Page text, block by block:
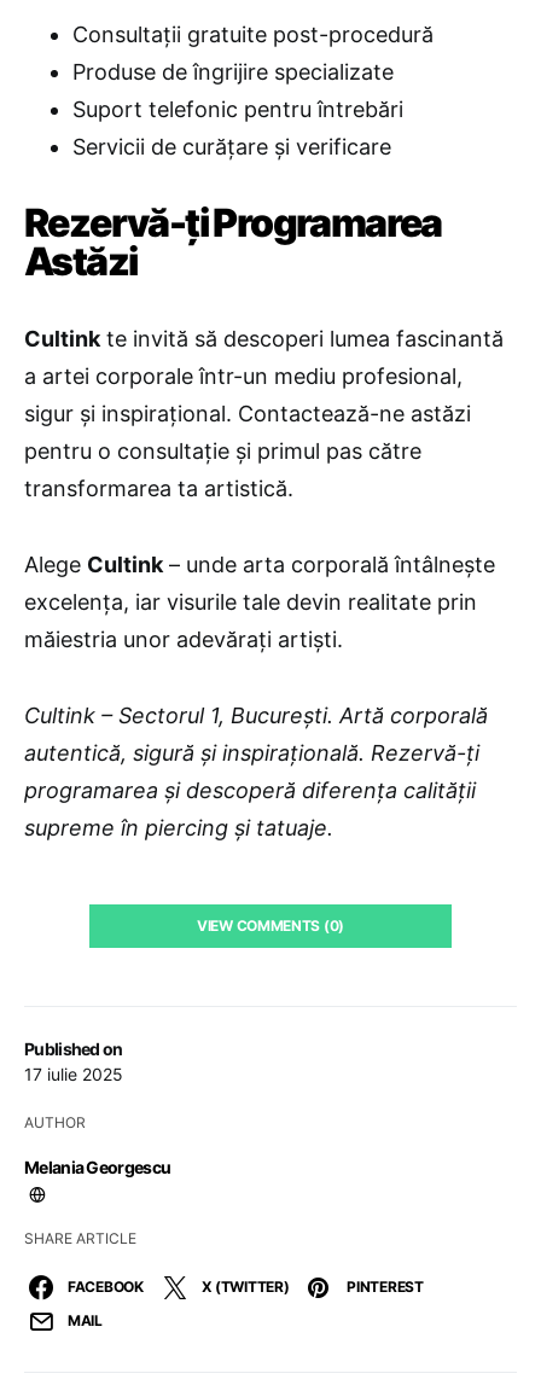
Published on
17 iulie 2025
AUTHOR
Melania Georgescu
SHARE ARTICLE
FACEBOOK X (TWITTER)
PINTEREST
MAIL
Consultații gratuite post-procedură
Produse de îngrijire specializate
Suport telefonic pentru întrebări
Servicii de curățare și verificare
Rezervă-ți Programarea
Astăzi
Cultink te invită să descoperi lumea fascinantă
a artei corporale într-un mediu profesional,
sigur și inspirațional. Contactează-ne astăzi
pentru o consultație și primul pas către
transformarea ta artistică.
Alege Cultink – unde arta corporală întâlnește
excelența, iar visurile tale devin realitate prin
măiestria unor adevărați artiști.
Cultink – Sectorul 1, București. Artă corporală
autentică, sigură și inspirațională. Rezervă-ți
programarea și descoperă diferența calității
supreme în piercing și tatuaje.
VIEW COMMENTS (0)